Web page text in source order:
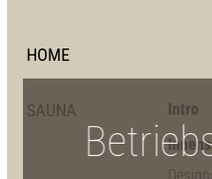
HOME
SAUNA
Intro